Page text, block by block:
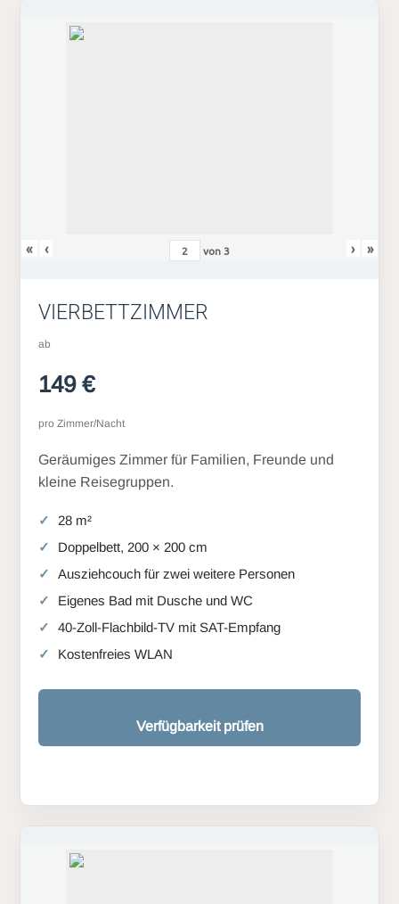
« ‹ von3 › »
VIERBETTZIMMER
ab
149 €
pro Zimmer/Nacht
Geräumiges Zimmer für Familien, Freunde und
kleine Reisegruppen.
28 m²
Doppelbett, 200 × 200 cm
Ausziehcouch für zwei weitere Personen
Eigenes Bad mit Dusche und WC
40-Zoll-Flachbild-TV mit SAT-Empfang
Kostenfreies WLAN
Verfügbarkeit prüfen